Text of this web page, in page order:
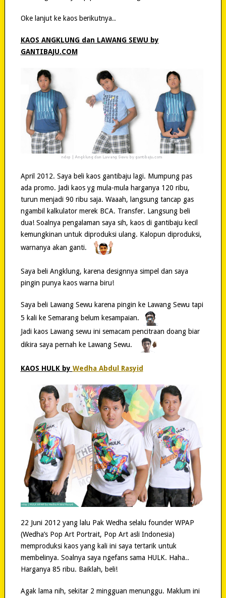
Oke lanjut ke kaos berikutnya..
KAOS ANGKLUNG dan LAWANG SEWU by
GANTIBAJU.COM
April 2012. Saya beli kaos gantibaju lagi. Mumpung pas
ada promo. Jadi kaos yg mula-mula harganya 120 ribu,
turun menjadi 90 ribu saja. Waaah, langsung tancap gas
ngambil kalkulator merek BCA. Transfer. Langsung beli
dua! Soalnya pengalaman saya sih, kaos di gantibaju kecil
kemungkinan untuk diproduksi ulang. Kalopun diproduksi,
warnanya akan ganti.
Saya beli Angklung, karena designnya simpel dan saya
pingin punya kaos warna biru!
Saya beli Lawang Sewu karena pingin ke Lawang Sewu tapi
5 kali ke Semarang belum kesampaian.
Jadi kaos Lawang sewu ini semacam pencitraan doang biar
dikira saya pernah ke Lawang Sewu.
KAOS HULK by Wedha Abdul Rasyid
22 Juni 2012 yang lalu Pak Wedha selalu founder WPAP
(Wedha’s Pop Art Portrait, Pop Art asli Indonesia)
memproduksi kaos yang kali ini saya tertarik untuk
membelinya. Soalnya saya ngefans sama HULK. Haha..
Harganya 85 ribu. Baiklah, beli!
Agak lama nih, sekitar 2 mingguan menunggu. Maklum ini